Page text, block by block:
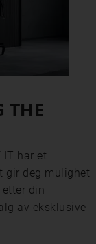
THE
IT har et
gir deg mulighet
din
av eksklusive